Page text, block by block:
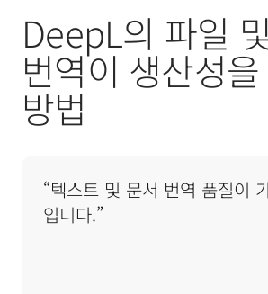
DeepL의 파일
번역이 생산성
방법
“텍스트 및 문서 번역 품질이
입니다.”